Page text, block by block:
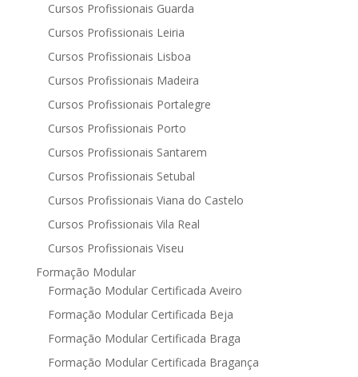
Cursos Profissionais Guarda
Cursos Profissionais Leiria
Cursos Profissionais Lisboa
Cursos Profissionais Madeira
Cursos Profissionais Portalegre
Cursos Profissionais Porto
Cursos Profissionais Santarem
Cursos Profissionais Setubal
Cursos Profissionais Viana do Castelo
Cursos Profissionais Vila Real
Cursos Profissionais Viseu
Formação Modular
Formação Modular Certificada Aveiro
Formação Modular Certificada Beja
Formação Modular Certificada Braga
Formação Modular Certificada Bragança